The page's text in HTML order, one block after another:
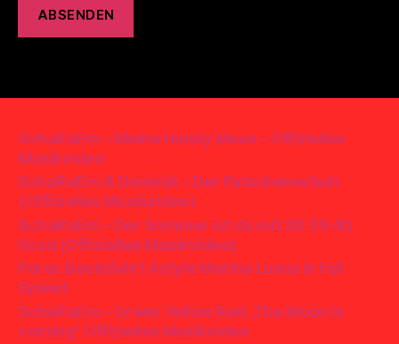
SchaRaEm – Meine Handy Maus – Offizielles
Musikvideo
SchaRaEm & Dominik – Der Patschenschuh
(Offizielles Musikvideo)
SchaRaEm – Der Sommer ist da mit 30 35 40
Grad (Offizielles Musikvideo)
Porec Bootsfahrt Astyle Marine Luxus in Full
Speed
SchaRaEm – Green Yellow Red „The Moon is
coming“ Offizielles Musikvideo